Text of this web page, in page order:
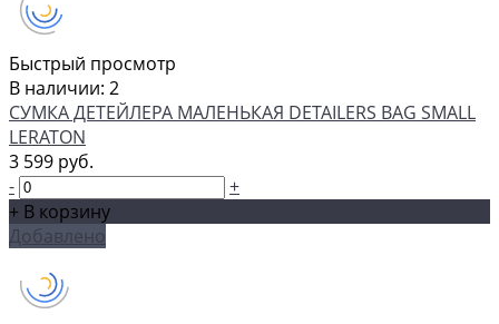
Быстрый просмотр
В наличии: 2
СУМКА ДЕТЕЙЛЕРА МАЛЕНЬКАЯ DETAILERS BAG SMALL
LERATON
3 599 руб.
-
+
+ В корзину
Добавлено